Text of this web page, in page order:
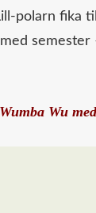
polarn fika
semester
Wu